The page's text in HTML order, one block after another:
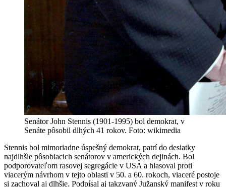
Senátor John Stennis (1901-1995) bol demokrat, v
Senáte pôsobil dlhých 41 rokov. Foto: wikimedia
Stennis bol mimoriadne úspešný demokrat, patrí do desiatky
najdlhšie pôsobiacich senátorov v amerických dejinách. Bol
podporovateľom rasovej segregácie v USA a hlasoval proti
viacerým návrhom v tejto oblasti v 50. a 60. rokoch, viaceré postoje
si zachoval aj dlhšie. Podpísal aj takzvaný Južanský manifest v roku